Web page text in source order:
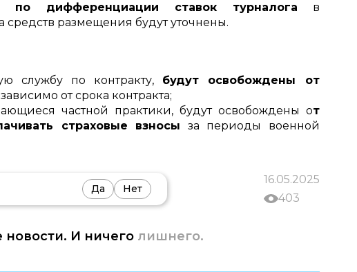
по дифференциации ставок турналога в
средств размещения будут уточнены.
службу по контракту, будут освобождены от
от срока контракта;
частной практики, будут освобождены от
страховые взносы за периоды военной
16.05.2025
403
Да Нет
новости. И ничего лишнего.